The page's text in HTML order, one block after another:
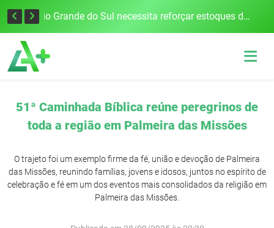
Sino furtado de capela no interior de Seberi é localizado após apreensão na BR-386 Rio Grande do Sul necessita reforçar estoques de todos os tipos de sangue
51ª Caminhada Bíblica reúne peregrinos de
toda a região em Palmeira das Missões
O trajeto foi um exemplo firme da fé, união e devoção de Palmeira
das Missões, reunindo famílias, jovens e idosos, juntos no espírito de
celebração e fé em um dos eventos mais consolidados da religião em
Palmeira das Missões.